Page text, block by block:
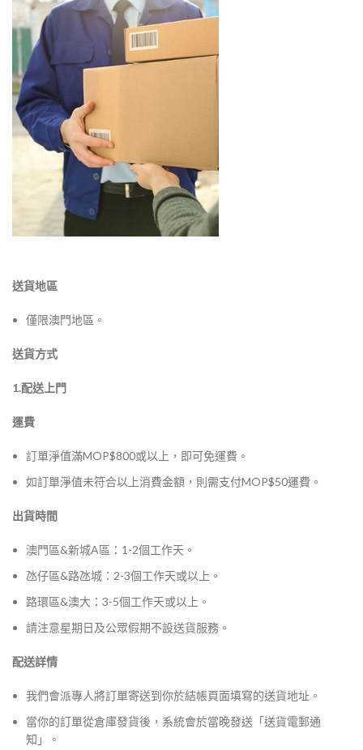
送貨地區
僅限澳門地區。
送貨方式
1.配送上門
運費
訂單淨值滿MOP$800或以上，即可免運費。
如訂單淨值未符合以上消費金額，則需支付MOP$50運費。
出貨時間
澳門區&新城A區：1-2個工作天。
氹仔區&路氹城：2-3個工作天或以上。
路環區&澳大：3-5個工作天或以上。
請注意星期日及公眾假期不設送貨服務。
配送詳情
我們會派專人將訂單寄送到你於結帳頁面填寫的送貨地址。
當你的訂單從倉庫發貨後，系統會於當晚發送「送貨電郵通
知」。